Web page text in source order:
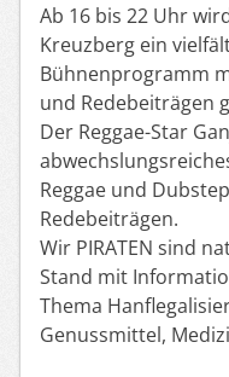
Ab 16 bis 22 Uhr
Kreuzberg ein
Bühnenprogramm
und Redebeiträgen
Der Reggae-Star
Reggae und
Redebeiträgen.
Wir PIRATEN sind
Stand mit
Thema
Genussmittel,